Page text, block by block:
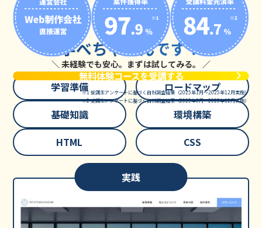
＼ 未経験でも安心。まずは試してみる。 ／
無料体験コースを受講する
※1 受講生アンケートに基づく自社調査結果（2025年1月〜2025年12月実施）
※2 受講生アンケートに基づく自社調査結果（2025年6月〜2025年12月実施）
0円&7日間で
ここまで
学べちゃうんです！
学習準備
ロードマップ
基礎知識
環境構築
HTML
CSS
実践